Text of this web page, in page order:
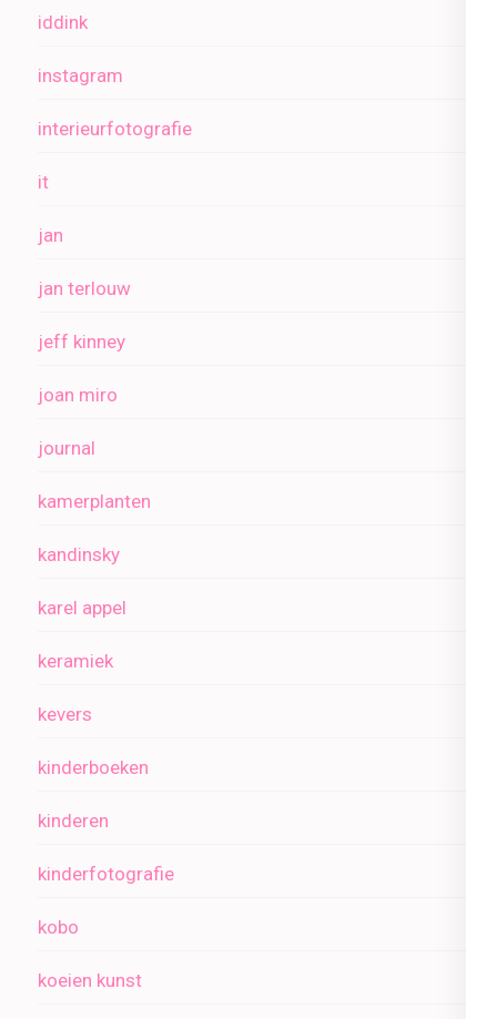
iddink
instagram
interieurfotografie
it
jan
jan terlouw
jeff kinney
joan miro
journal
kamerplanten
kandinsky
karel appel
keramiek
kevers
kinderboeken
kinderen
kinderfotografie
kobo
koeien kunst